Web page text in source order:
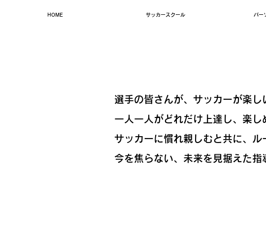
HOME サッカースクール パー
選手の皆さんが、サッカーが楽し
一人一人がどれだけ上達し、楽し
サッカーに慣れ親しむと共に、ル
今を焦らない、未来を見据えた指